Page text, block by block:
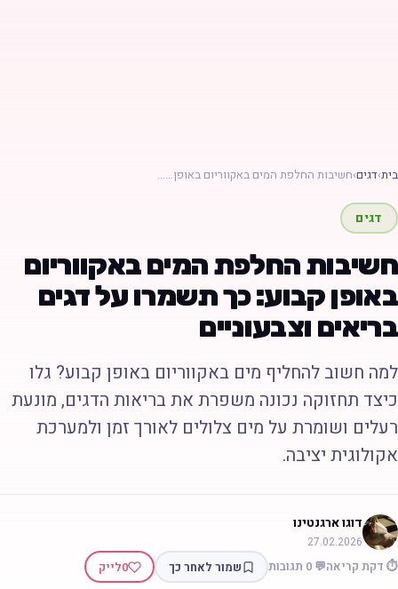
›דגים›חשיבות החלפת המים באקווריום באופן……
דגים
החלפת המים באקווריום
קבוע: כך תשמרו על דגים
וצבעוניים
חשוב להחליף מים באקווריום באופן קבוע? גלו
תחזוקה נכונה משפרת את בריאות הדגים, מונעת
ושומרת על מים צלולים לאורך זמן ולמערכת
יציבה.
דוגו ארגנטינו
27.02.2026
דקת קריאה💬 0 תגובות שמור לאחר כך 0לייק